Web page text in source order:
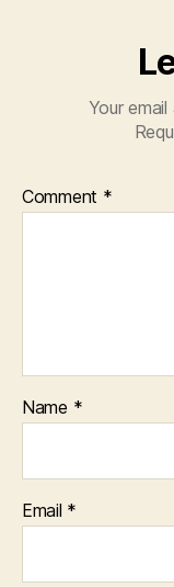
Your
Comment *
Name *
Email *